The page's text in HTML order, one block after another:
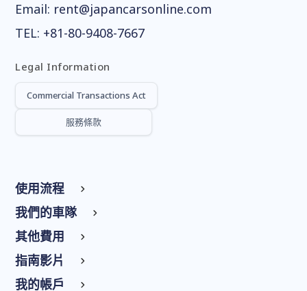
Email: rent@japancarsonline.com
TEL: +81-80-9408-7667
Legal Information
Commercial Transactions Act
服務條款
使用流程
我們的車隊
其他費用
指南影片
我的帳戶